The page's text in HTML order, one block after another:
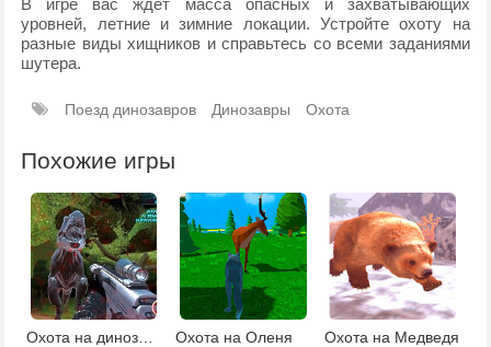
В игре вас ждет масса опасных и захватывающих
уровней, летние и зимние локации. Устройте охоту на
разные виды хищников и справьтесь со всеми заданиями
шутера.
Поезд динозавров Динозавры Охота
Похожие игры
Охота на динозавров с мультиплеером Охота на Оленя Охота на Медведя